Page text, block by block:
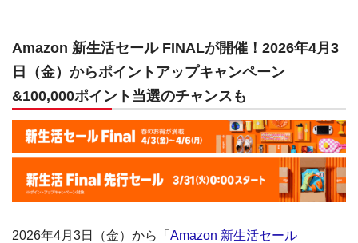
Amazon 新生活セール FINALが開催！2026年4月3
日（金）からポイントアップキャンペーン
&100,000ポイント当選のチャンスも
2026年4月3日（金）から「 Amazon 新生活セール